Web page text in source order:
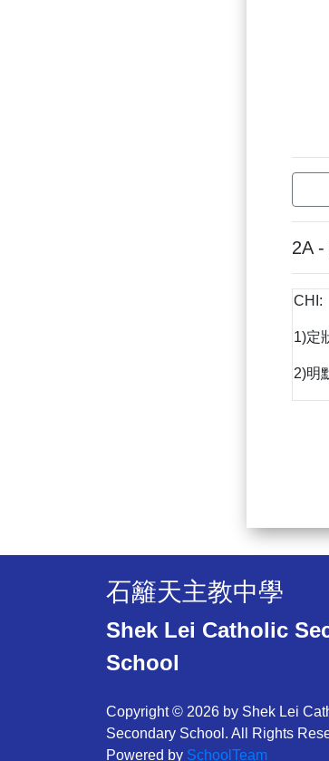
2A
CHI:
1)定
2)明
石籬天主教中學
Shek Lei Catholic
School
Copyright © 2026 by Shek Lei
Secondary School. All Rights
Powered by SchoolTeam